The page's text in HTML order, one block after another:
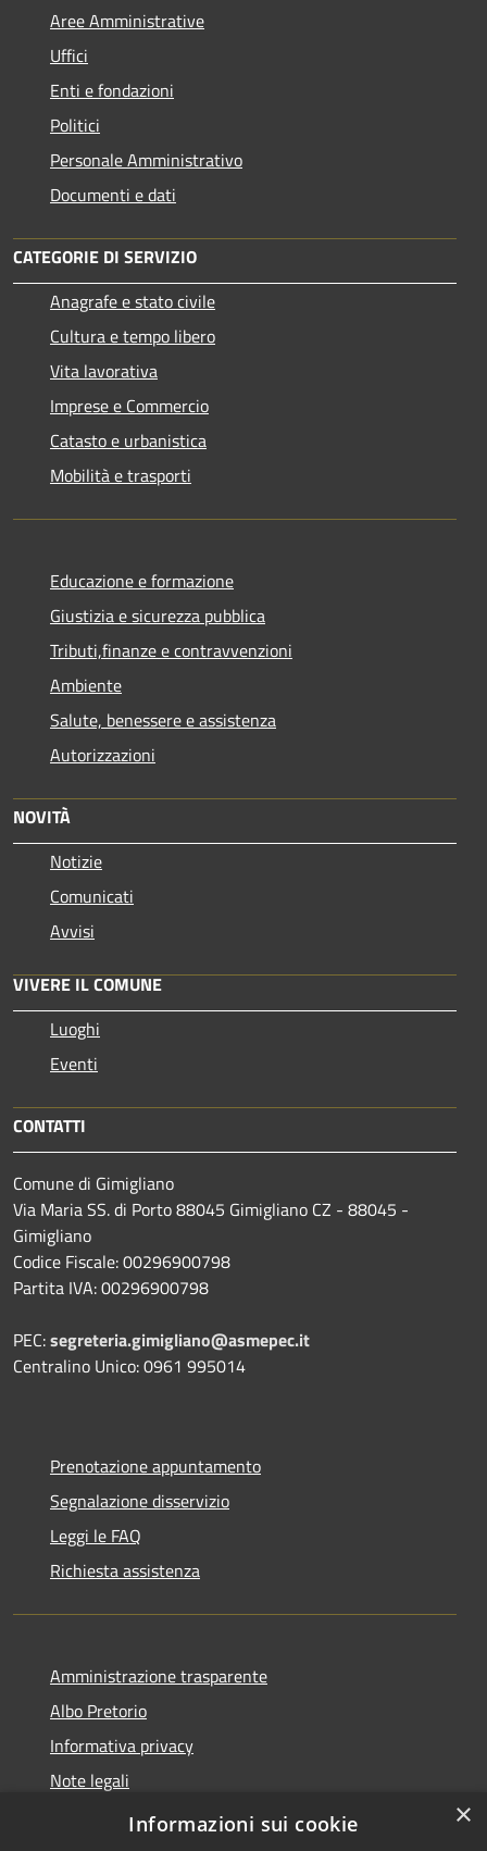
Aree Amministrative
Uffici
Enti e fondazioni
Politici
Personale Amministrativo
Documenti e dati
CATEGORIE DI SERVIZIO
Anagrafe e stato civile
Cultura e tempo libero
Vita lavorativa
Imprese e Commercio
Catasto e urbanistica
Mobilità e trasporti
Educazione e formazione
Giustizia e sicurezza pubblica
Tributi,finanze e contravvenzioni
Ambiente
Salute, benessere e assistenza
Autorizzazioni
NOVITÀ
Notizie
Comunicati
Avvisi
VIVERE IL COMUNE
Luoghi
Eventi
CONTATTI
Comune di Gimigliano
Via Maria SS. di Porto 88045 Gimigliano CZ - 88045 -
Gimigliano
Codice Fiscale: 00296900798
Partita IVA: 00296900798
PEC:segreteria.gimigliano@asmepec.it
Centralino Unico: 0961 995014
Prenotazione appuntamento
Segnalazione disservizio
Leggi le FAQ
Richiesta assistenza
Amministrazione trasparente
Albo Pretorio
Informativa privacy
Note legali
Dichiarazione di accessibilità
×
Informazioni sui cookie